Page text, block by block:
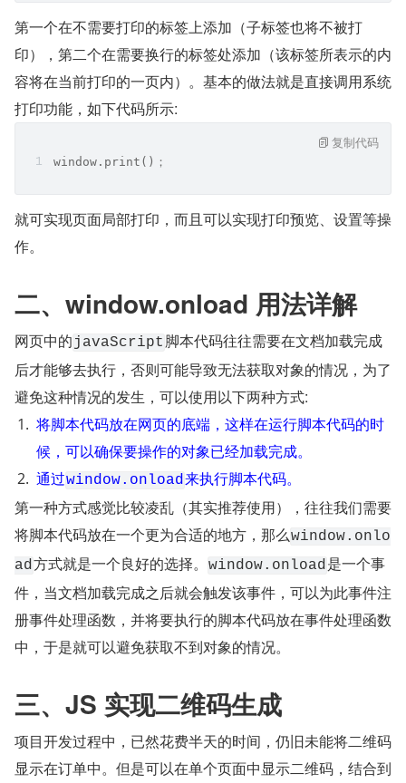
第一个在不需要打印的标签上添加（子标签也将不被打
印），第二个在需要换行的标签处添加（该标签所表示的内
容将在当前打印的一页内）。基本的做法就是直接调用系统
打印功能，如下代码所示:
window.print()；
复制代码
就可实现页面局部打印，而且可以实现打印预览、设置等操
作。
二、​window.onload 用法详解
网页中的 javaScript 脚本代码往往需要在文档加载完成
后才能够去执行，否则可能导致无法获取对象的情况，为了
避免这种情况的发生，可以使用以下两种方式:
将脚本代码放在网页的底端，这样在运行脚本代码的时
候，可以确保要操作的对象已经加载完成。
通过window.onload来执行脚本代码。
第一种方式感觉比较凌乱（其实推荐使用），往往我们需要
将脚本代码放在一个更为合适的地方，那么window.onlo
ad方式就是一个良好的选择。 window.onload是一个事
件，当文档加载完成之后就会触发该事件，可以为此事件注
册事件处理函数，并将要执行的脚本代码放在事件处理函数
中，于是就可以避免获取不到对象的情况。
三、JS 实现二维码生成
项目开发过程中，已然花费半天的时间，仍旧未能将二维码
显示在订单中。但是可以在单个页面中显示二维码，结合到